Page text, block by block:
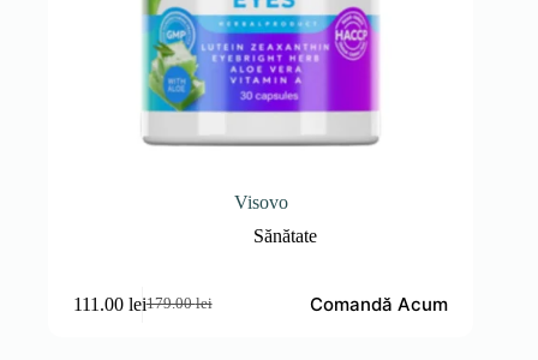
Visovo
Sănătate
179.00lei
Prețul
111.00 leiPrețul
Comandă Acum